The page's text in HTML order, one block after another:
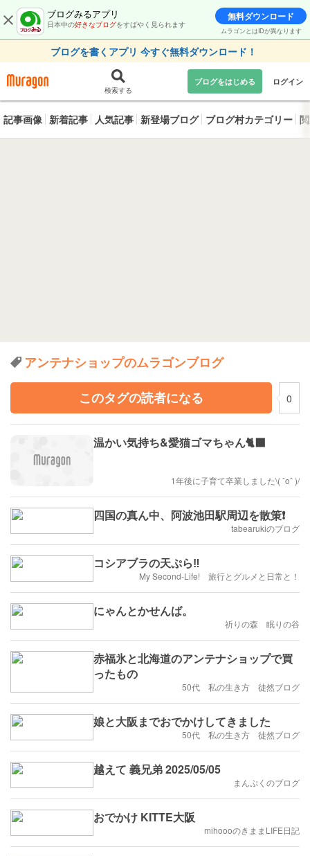
ブログみるアプリ
日本中の好きなブログをすばやく見られます
無料ダウンロード
ムラゴンとはIDが異なります
ブログを書くアプリ 今すぐ無料ダウンロード！
検索する
ブログをはじめる ログイン
記事画像 新着記事 人気記事 新登場ブログ ブログ村カテゴリー
アンテナショップのムラゴンブログ
このタグの読者になる
0
温かい気持ち&愛猫ゴマちゃん🐈‍⬛
1年後に子育て卒業しました\( ˆoˆ )/
四国の真ん中、阿波池田駅周辺を散策❗
tabearukiのブログ
コシアブラの天ぷら‼️
My Second-Life! 旅行とグルメと日常と！
にゃんとかせんば。
祈りの森 眠りの谷
赤福氷と北海道のアンテナショップで買
ったもの
50代 私の生き方 徒然ブログ
娘と大阪までおでかけしてきました
50代 私の生き方 徒然ブログ
越えて 義兄弟 2025/05/05
まんぷくのブログ
おでかけ KITTE大阪
mihoooのきままLIFE日記